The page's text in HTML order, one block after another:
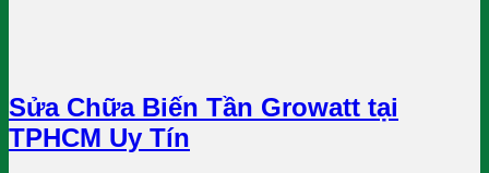
Sửa Chữa Biến Tần Growatt tại
TPHCM Uy Tín